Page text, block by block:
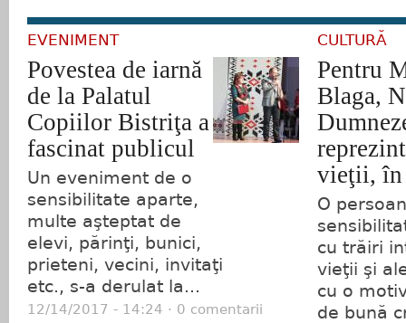
EVENIMENT
Povestea de iarnă
de la Palatul
Copiilor Bistriţa a
fascinat publicul
Un eveniment de o
sensibilitate aparte,
multe aşteptat de
elevi, părinţi, bunici,
prieteni, vecini, invitaţi
etc., s-a derulat la...
12/14/2017 - 14:24 · 0 comentarii
CULTURĂ
Pentru
Blaga,
vieţii, în
O
cu trăiri
vieţii şi
cu o
de bună